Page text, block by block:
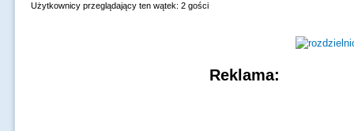
Użytkownicy przeglądający ten wątek: 2 gości
Reklama: